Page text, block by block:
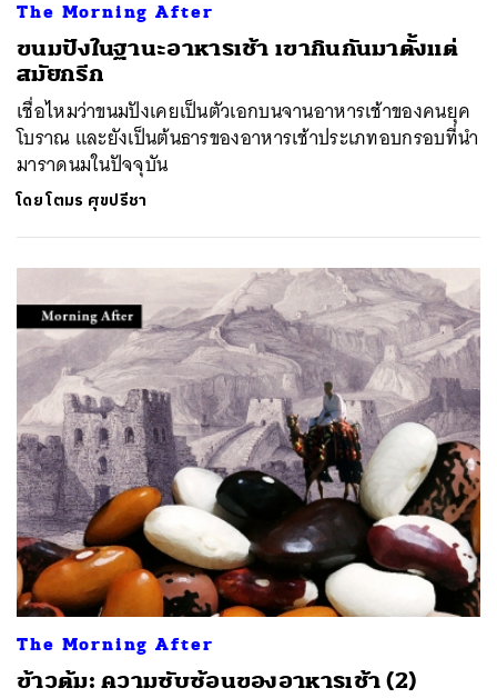
The Morning After
ขนมปังในฐานะอาหารเช้า เขากินกันมาตั้งแต่
สมัยกรีก
เชื่อไหมว่าขนมปังเคยเป็นตัวเอกบนจานอาหารเช้าของคนยุค
โบราณ และยังเป็นต้นธารของอาหารเช้าประเภทอบกรอบที่นำ
มาราดนมในปัจจุบัน
โดยโตมร ศุขปรีชา
The Morning After
ข้าวต้ม: ความซับซ้อนของอาหารเช้า (2)